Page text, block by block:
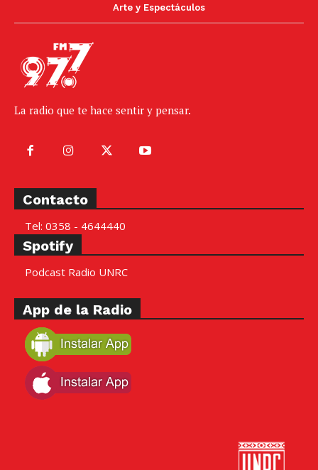
Arte y Espectáculos
La radio que te hace sentir y pensar.
Contacto
Tel: 0358 - 4644440
Spotify
Podcast Radio UNRC
App de la Radio